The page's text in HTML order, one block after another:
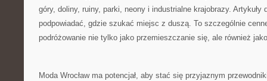
góry, doliny, ruiny, parki, neony i industrialne krajobrazy. Artykuły
podpowiadać, gdzie szukać miejsc z duszą. To szczególnie
podróżowanie nie tylko jako przemieszczanie się, ale również
Moda Wrocław ma potencjał, aby stać się przyjaznym